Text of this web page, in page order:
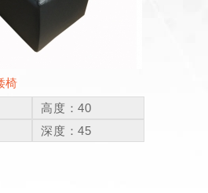
椅
高度：40
深度：45